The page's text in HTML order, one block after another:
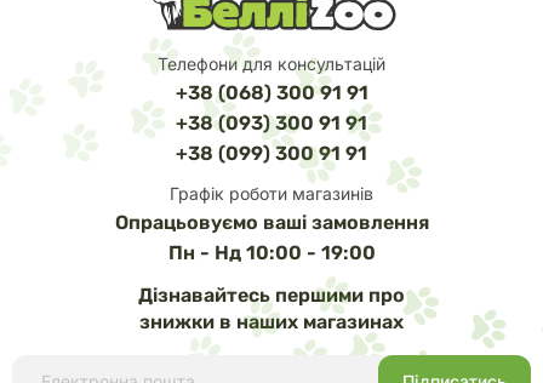
Телефони для консультацій
+38 (068) 300 91 91
+38 (093) 300 91 91
+38 (099) 300 91 91
Графік роботи магазинів
Опрацьовуємо ваші замовлення
Пн - Нд 10:00 - 19:00
Дізнавайтесь першими про
знижки в наших магазинах